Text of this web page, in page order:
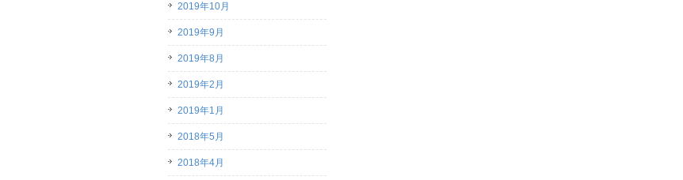
2019年10月
2019年9月
2019年8月
2019年2月
2019年1月
2018年5月
2018年4月